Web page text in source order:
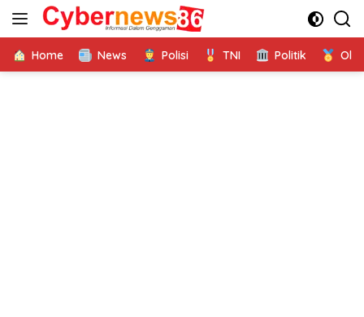
Langsung
Home News Polisi TNI Politik